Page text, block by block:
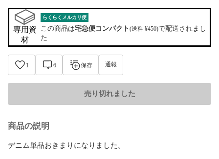
専用資
材
らくらくメルカリ便
この商品は宅急便コンパクト(送料 ¥450)で配送されまし
た
1 6 保存 通報
売り切れました
商品の説明
デニム単品おきまりになりました。